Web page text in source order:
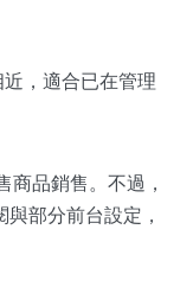
，適合已在管理
商品銷售。不過，
部分前台設定，